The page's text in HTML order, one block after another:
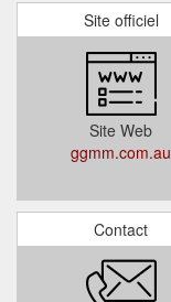
Site officiel
Site Web
ggmm.com.au
Contact